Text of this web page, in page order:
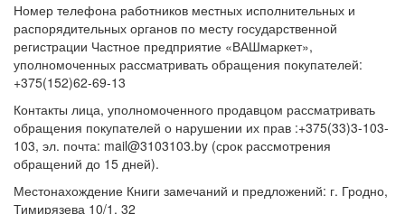
Номер телефона работников местных исполнительных и
распорядительных органов по месту государственной
регистрации Частное предприятие «ВАШмаркет»,
уполномоченных рассматривать обращения покупателей:
+375(152)62-69-13
Контакты лица, уполномоченного продавцом рассматривать
обращения покупателей о нарушении их прав :+375(33)3-103-
103, эл. почта: mail@3103103.by (срок рассмотрения
обращений до 15 дней).
Местонахождение Книги замечаний и предложений: г. Гродно,
Тимирязева 10/1, 32